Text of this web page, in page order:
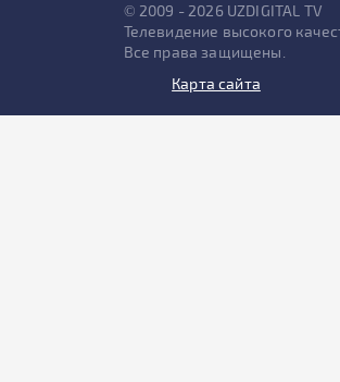
© 2009 - 2026 UZDIGITAL TV
Телевидение высокого
Все права защищены.
Карта сайта